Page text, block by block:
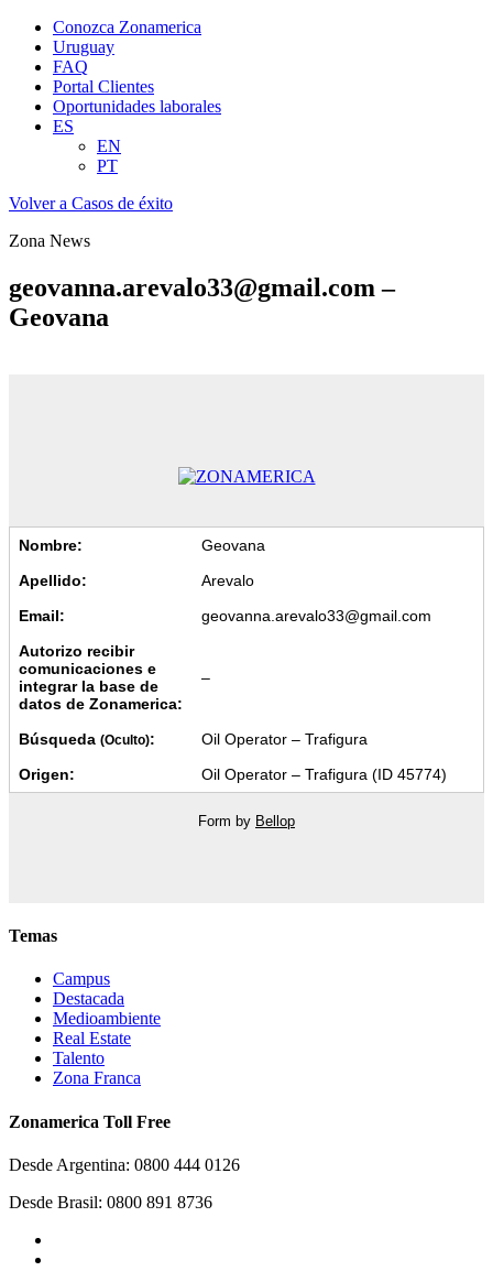
Conozca Zonamerica
Uruguay
FAQ
Portal Clientes
Oportunidades laborales
ES
EN
PT
Volver a Casos de éxito
Zona News
geovanna.arevalo33@gmail.com –
Geovana
Nombre:
Geovana
Apellido:
Arevalo
Email:
geovanna.arevalo33@gmail.com
Autorizo recibir
comunicaciones e
integrar la base de
datos de Zonamerica:
–
Búsqueda (Oculto):
Oil Operator – Trafigura
Origen:
Oil Operator – Trafigura (ID 45774)
Form by Bellop
Temas
Campus
Destacada
Medioambiente
Real Estate
Talento
Zona Franca
Zonamerica Toll Free
Desde Argentina: 0800 444 0126
Desde Brasil: 0800 891 8736